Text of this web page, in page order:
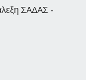
ΣΑΔΑΣ -